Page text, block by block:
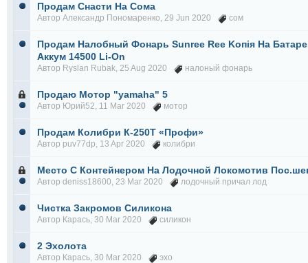
Продам Снасти На Сома
Автор Александр Пономаренко, 29 Jun 2020 сом
Продам Налобный Фонарь Sunree Ree Koпiя На
Аккум 14500 Li-On
Автор Ryslan Rubak, 25 Aug 2020 налоный фонарь
Продаю Мотор "yamaha" 5
Автор Юрий52, 11 Mar 2020 мотор
Продам Колибри К-250Т «Профи»
Автор puv77dp, 13 Apr 2020 колибри
Место С Контейнером На Лодочной Локомотив
Автор deniss18600, 23 Mar 2020 лодочный причал лод
Чистка Закромов Силикона
Автор Карась, 30 Mar 2020 силикон
2 Эхолота
Автор Карась, 30 Mar 2020 эхо